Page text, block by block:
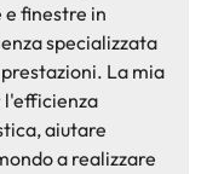
finestre in
specializzata
La mia
aiutare
a realizzare